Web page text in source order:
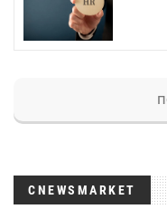
CNEWSMARKET